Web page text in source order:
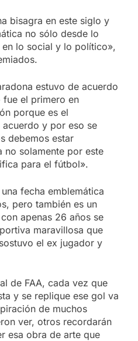
bisagra en este siglo y
no sólo desde lo
lo social y lo político»,
estuvo de acuerdo
el primero en
porque es el
y por eso se
debemos estar
no solamente por este
para el fútbol».
fecha emblemática
pero también es un
apenas 26 años se
maravillosa que
el ex jugador y
de FAA, cada vez que
y se replique ese gol va
de muchos
ver, otros recordarán
esa obra de arte que